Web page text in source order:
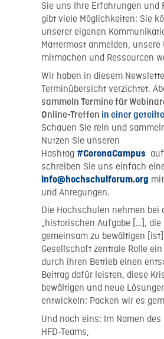
Sie uns Ihre Erfahrungen und
gibt viele Möglichkeiten: Sie
unserer eigenen
Mattermost anmelden, unsere
mitmachen und Ressourcen
Wir haben in diesem
Terminübersicht verzichtet.
sammeln Termine für
Online-Treffen in einer
Schauen Sie rein und
Nutzen Sie unseren
Hashtag #CoronaCampus
schreiben Sie uns einfach
info@hochschulforum.org
und Anregungen.
Die Hochschulen nehmen bei
„historischen Aufgabe […], die
gemeinsam zu bewältigen
Gesellschaft zentrale Rolle
durch ihren Betrieb einen
Beitrag dafür leisten, diese
bewältigen und neue
entwickeln: Packen wir es
Und noch eins: Im Namen des
HFD-Teams,